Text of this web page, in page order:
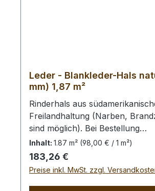
Leder - Blankleder-Hals
mm) 1,87 m²
Rinderhals aus
Freilandhaltung (Narben,
sind möglich). Bei Bestellung
von diesem Stück erhalten Sie
1,87 m² großes Leder. Das
140 cm x 80 cm groß (siehe
Inhalt: 1.87 m² (98,00 € / 1 m²)
Regulärer Preis:
183,26 €
Preise inkl. MwSt. zzgl.